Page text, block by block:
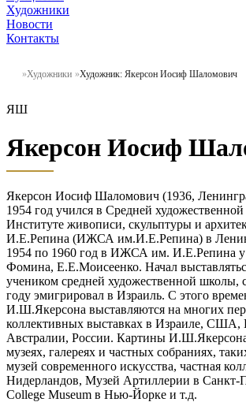
Художники
Новости
Контакты
Художники Художник: Якерсон Иосиф Шаломович
ЯШ
Якерсон Иосиф
Якерсон Иосиф Шаломович (1936,
1954 год учился в Средней
Институте живописи, скульптуры и
И.Е.Репина (ИЖСА им.И.Е.Репина) в
1954 по 1960 год в ИЖСА им. И.Е.Репина у
Фомина, Е.Е.Моисеенко. Начал
учеником средней художественной школы,
году эмигрировал в Израиль. С этого
И.Ш.Якерсона выставляются на многих
коллективных выставках в Израиле,
Австралии, России. Картины И.Ш.Якерсона
музеях, галереях и частных собраниях,
музей современного искусства, частная
Нидерландов, Музей Артиллерии в Санкт-
College Museum в Нью-Йорке и т.д.